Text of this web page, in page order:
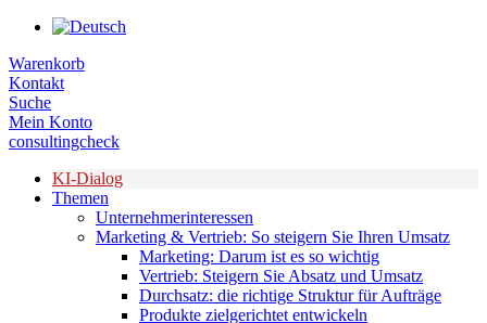
Zum
springen
Warenkorb
Kontakt
Suche
Mein Konto
consultingcheck
KI-Dialog
Themen
Unternehmerinteressen
Marketing & Vertrieb: So steigern Sie Ihren Umsatz
Marketing: Darum ist es so wichtig
Vertrieb: Steigern Sie Absatz und Umsatz
Durchsatz: die richtige Struktur für Aufträge
Produkte zielgerichtet entwickeln